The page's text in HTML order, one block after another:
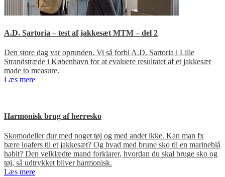
A.D. Sartoria – test af jakkesæt MTM – del 2
Den store dag var oprunden. Vi så forbi A.D. Sartoria i Lille
Strandstræde i København for at evaluere resultatet af et jakkesæt
made to measure.
Læs mere
Harmonisk brug af herresko
Skomodeller dur med noget tøj og med andet ikke. Kan man fx
bære loafers til et jakkesæt? Og hvad med brune sko til en marineblå
habit? Den velklædte mand forklarer, hvordan du skal bruge sko og
tøj, så udtrykket bliver harmonisk.
Læs mere